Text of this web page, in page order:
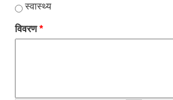
स्वास्थ्य
विवरण*